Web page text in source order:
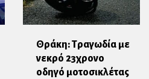
Θράκη: Τραγωδία με
νεκρό 23χρονο
οδηγό μοτοσικλέτας